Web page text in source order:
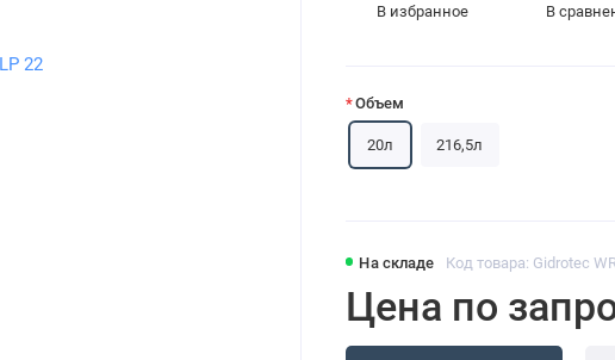
На складе Код товара: Gidrotec
Цена по
В избранное В
Объем
20л 216,5л